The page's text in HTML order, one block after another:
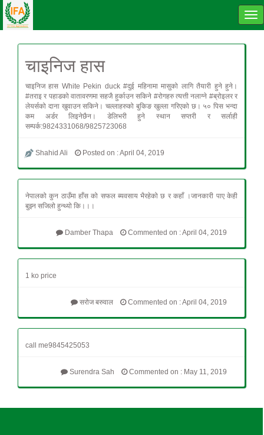
चाइनिज हास
चाइनिज हास White Pekin duck #दुई महिनामा मासुको लागि तैयारी हुने हुने।
#तराइ र पहाडको वातावरणमा सहजै हुर्काउन सकिने #रोगहरु त्यत्ती नलाग्ने #ब्रोइलर र
लेयर्सको दाना खुवाउन सकिने। चल्लाहरुको बुकिङ खुल्ला गरिएको छ। ५० पिस भन्दा
कम अर्डर लिइनेछैन। डेलिभरी हुने स्थान सप्तरी र सर्लाही
सम्पर्क:9824331068/9825723068
Shahid Ali Posted on : April 04, 2019
नेपालको कुन ठाउँमा हाँस को सफल ब्यवसाय भैरहेको छ र कहाँ ।जानकारी पाए केही
बुझ्न सजिलो हुन्थ्यो कि।।।
Commented on : April 04, 2019
Damber Thapa
1 ko price
Commented on : April 04, 2019
सरोज बरुवाल
call me9845425053
Commented on : May 11, 2019
Surendra Sah